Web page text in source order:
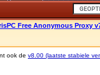
Free Anonymous Proxy
ook de v8.00 (laatste stabiele